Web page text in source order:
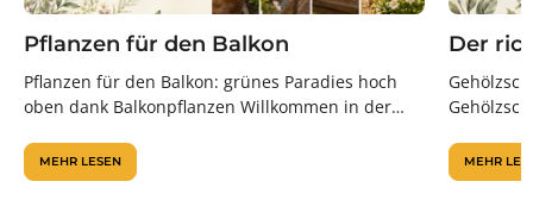
Pflanzen für den Balkon
Pflanzen für den Balkon: grünes Paradies hoch
oben dank Balkonpflanzen Willkommen in der
MEHR LESEN
Der
MEHR